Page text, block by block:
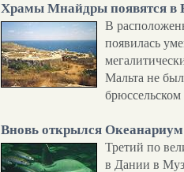
Храмы Мнайдры появятся в
В
появилась
Мальта не
брюссельском
Вновь открылся
Третий по
в Дании в